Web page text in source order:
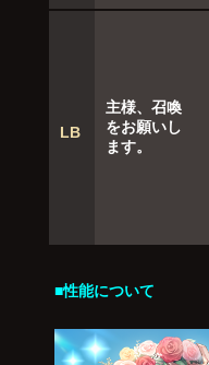
LB
主様、召喚
をお願いし
ます。
■性能について